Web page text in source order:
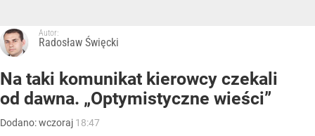
Autor:
Radosław Święcki
Na taki komunikat kierowcy czekali
od dawna. „Optymistyczne wieści”
Dodano:wczoraj 18:47